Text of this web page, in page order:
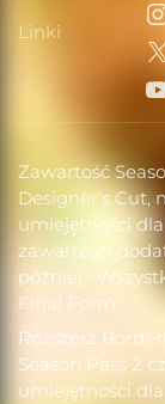
Zawartość
Designer's Cut,
umiejętności dla
zawartości
później •
Final Form
Rozszerz
Season Pass 2
umiejętności
Linki